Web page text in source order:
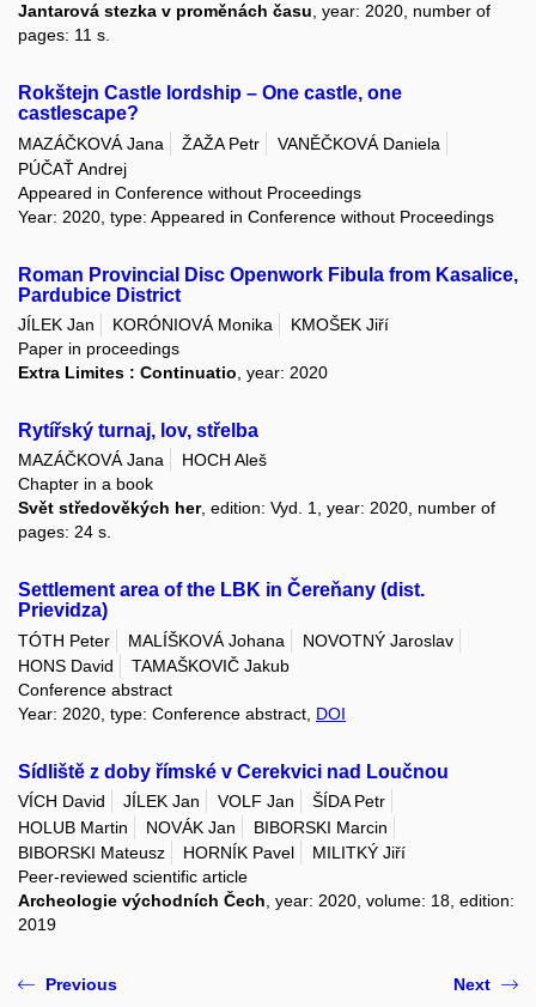
Jantarová stezka v proměnách času, year: 2020, number of
pages: 11 s.
Rokštejn Castle lordship – One castle, one
castlescape?
MAZÁČKOVÁ Jana ŽAŽA Petr
VANĚČKOVÁ Daniela
PÚČAŤ Andrej
Appeared in Conference without Proceedings
Year: 2020, type: Appeared in Conference without Proceedings
Roman Provincial Disc Openwork Fibula from Kasalice,
Pardubice District
JÍLEK Jan KORÓNIOVÁ Monika
KMOŠEK Jiří
Paper in proceedings
Extra Limites : Continuatio , year: 2020
Rytířský turnaj, lov, střelba
MAZÁČKOVÁ Jana
HOCH Aleš
Chapter in a book
Svět středověkých her, edition: Vyd. 1, year: 2020, number of
pages: 24 s.
Settlement area of the LBK in Čereňany (dist.
Prievidza)
TÓTH Peter MALÍŠKOVÁ Johana
NOVOTNÝ Jaroslav
HONS David
TAMAŠKOVIČ Jakub
Conference abstract
Year: 2020, type: Conference abstract, DOI
Sídliště z doby římské v Cerekvici nad Loučnou
VÍCH David JÍLEK Jan VOLF Jan
ŠÍDA Petr
HOLUB Martin
NOVÁK Jan
BIBORSKI Marcin
BIBORSKI Mateusz
HORNÍK Pavel
MILITKÝ Jiří
Peer-reviewed scientific article
Archeologie východních Čech , year: 2020, volume: 18, edition:
2019
Previous Next